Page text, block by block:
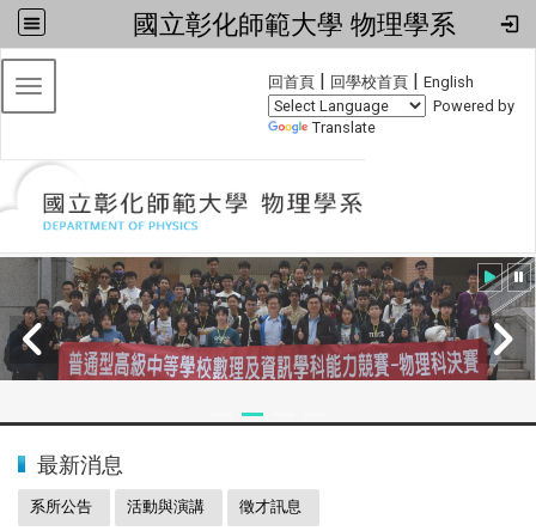
國立彰化師範大學 物理學系
回首頁 | 回學校首頁 | English
Powered by
Translate
Toggle navigation
最新消息
系所公告 活動與演講 徵才訊息